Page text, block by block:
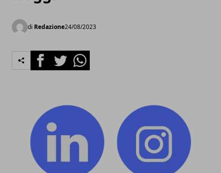
di Redazione24/08/2023
FacebookTwitterWhatsapp